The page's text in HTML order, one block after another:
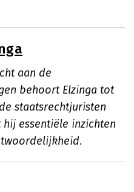
aan de
behoort Elzinga tot
staatsrechtjuristen
essentiële inzichten